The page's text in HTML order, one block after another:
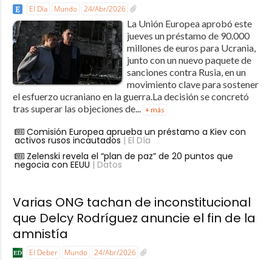
El Día Mundo 24/Abr/2026
La Unión Europea aprobó este
jueves un préstamo de 90.000
millones de euros para Ucrania,
junto con un nuevo paquete de
sanciones contra Rusia, en un
movimiento clave para sostener
el esfuerzo ucraniano en la guerra.La decisión se concretó
tras superar las objeciones de... + más
Comisión Europea aprueba un préstamo a Kiev con
activos rusos incautados | El Día
Zelenski revela el “plan de paz” de 20 puntos que
negocia con EEUU | Datos
Varias ONG tachan de inconstitucional
que Delcy Rodríguez anuncie el fin de la
amnistía
El Deber Mundo 24/Abr/2026